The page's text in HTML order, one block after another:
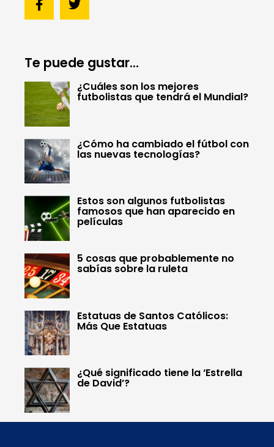
Te puede gustar...
¿Cuáles son los mejores
futbolistas que tendrá el Mundial?
¿Cómo ha cambiado el fútbol con
las nuevas tecnologías?
Estos son algunos futbolistas
famosos que han aparecido en
películas
5 cosas que probablemente no
sabías sobre la ruleta
Estatuas de Santos Católicos:
Más Que Estatuas
¿Qué significado tiene la ‘Estrella
de David’?